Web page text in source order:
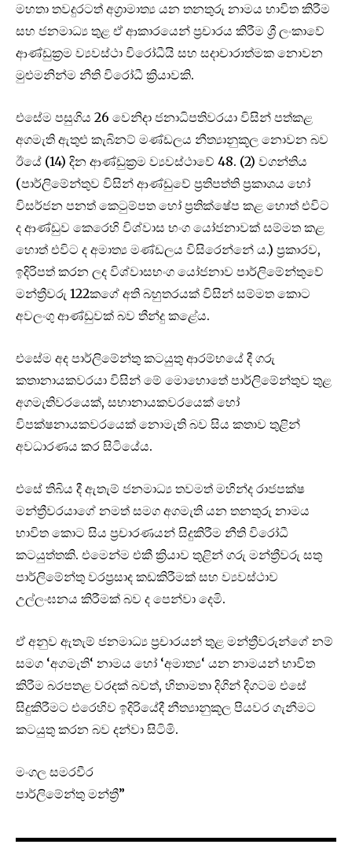
මහතා තවදුරටත් අග්‍රාමාත්‍ය යන තනතුරු නාමය භාවිත කිරීම
සහ ජනමාධ්‍ය තුළ ඒ ආකාරයෙන් ප්‍රචාරය කිරීම ශ්‍රී ලංකාවේ
ආණ්ඩුක්‍රම ව්‍යවස්ථා විරෝධීයි සහ සදාචාරාත්මක නොවන
මුළුමනින්ම නීති විරෝධී ක්‍රියාවකි.
එසේම පසුගිය 26 වෙනිදා ජනාධිපතිවරයා විසින් පත්කළ
අගමැති ඇතුළු කැබිනට් මණ්ඩලය නීත්‍යානුකූල නොවන බව
ඊයේ (14) දින ආණ්ඩුක්‍රම ව්‍යවස්ථාවේ 48. (2) වගන්තිය
(පාර්ලිමේන්තුව විසින් ආණ්ඩුවේ ප්‍රතිපත්ති ප්‍රකාශය හෝ
විසර්ජන පනත් කෙටුම්පත හෝ ප්‍රතික්ෂේප කළ හොත් එවිට
ද ආණ්ඩුව කෙරෙහි විශ්වාස භංග යෝජනාවක් සම්මත කළ
හොත් එවිට ද අමාත්‍ය මණ්ඩලය විසිරෙන්නේ ය.) ප්‍රකාරව,
ඉදිරිපත් කරන ලද විශ්වාසභංග යෝජනාව පාර්ලිමේන්තුවේ
මන්ත්‍රීවරු 122කගේ අති බහුතරයක් විසින් සම්මත කොට
අවලංගු ආණ්ඩුවක් බව තීන්දු කළේය.
එසේම අද පාර්ලිමේන්තු කටයුතු ආරම්භයේ දී ගරු
කතානායකවරයා විසින් මේ මොහොතේ පාර්ලිමේන්තුව තුළ
අගමැතිවරයෙක්, සභානායකවරයෙක් හෝ
විපක්ෂනායකවරයෙක් නොමැති බව සිය කතාව තුළින්
අවධාරණය කර සිටියේය.
එසේ තිබිය දී ඇතැම් ජනමාධ්‍ය තවමත් මහින්ද රාජපක්ෂ
මන්ත්‍රීවරයාගේ නමත් සමග අගමැති යන තනතුරු නාමය
භාවිත කොට සිය ප්‍රචාරණයන් සිදුකිරීම නීති විරෝධී
කටයුත්තකි. එමෙන්ම එකී ක්‍රියාව තුළින් ගරු මන්ත්‍රීවරු සතු
පාර්ලිමේන්තු වරප්‍රසාද කඩකිරීමක් සහ ව්‍යවස්ථාව
උල්ලංඝනය කිරීමක් බව ද පෙන්වා දෙමි.
ඒ අනුව ඇතැම් ජනමාධ්‍ය ප්‍රචාරයන් තුළ මන්ත්‍රීවරුන්ගේ නම්
සමග ‘අගමැති‘ නාමය හෝ ‘අමාත්‍ය‘ යන නාමයන් භාවිත
කිරීම බරපතළ වරදක් බවත්, හිතාමතා දිගින් දිගටම එසේ
සිදුකිරීමට එරෙහිව ඉදිරියේදී නීත්‍යානුකූල පියවර ගැනීමට
කටයුතු කරන බව දන්වා සිටිමි.
මංගල සමරවීර
පාර්ලිමේන්තු මන්ත්‍රී”